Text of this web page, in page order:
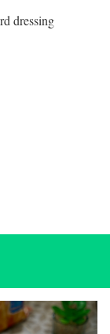
dressing